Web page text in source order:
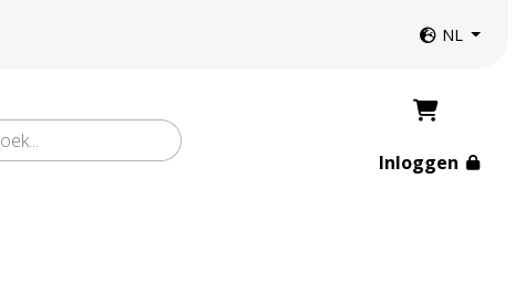
Website taal
NL
Inloggen